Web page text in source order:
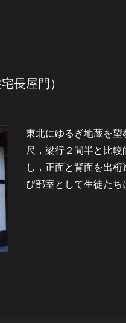
長屋門）
東北にゆるぎ地蔵を望
尺，梁行２間半と比
し，正面と背面を出
び部室として生徒たち